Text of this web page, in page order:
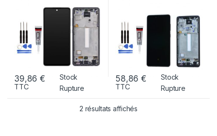
39,86€
TTC
Stock
Rupture
58,86€
TTC
Stock
Rupture
2 résultats affichés